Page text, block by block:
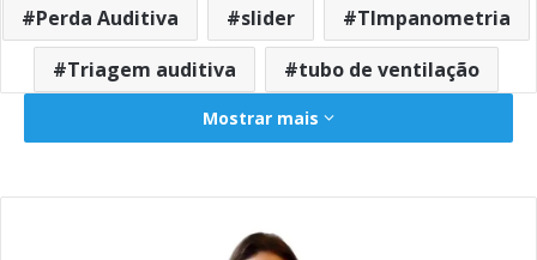
Clique aqui para logar
Perda Auditiva
slider
TImpanometria
Triagem auditiva
tubo de ventilação
Mostrar mais